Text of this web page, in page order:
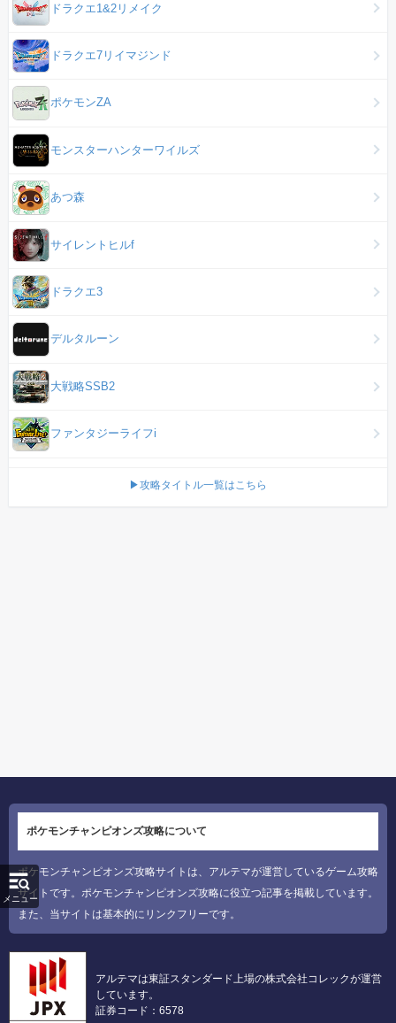
ドラクエ1&2リメイク
ドラクエ7リイマジンド
ポケモンZA
モンスターハンターワイルズ
あつ森
サイレントヒルf
ドラクエ3
デルタルーン
大戦略SSB2
ファンタジーライフi
▶攻略タイトル一覧はこちら
ポケモンチャンピオンズ攻略について
ポケモンチャンピオンズ攻略サイトは、アルテマが運営しているゲーム攻略
サイトです。ポケモンチャンピオンズ攻略に役立つ記事を掲載しています。
また、当サイトは基本的にリンクフリーです。
アルテマは東証スタンダード上場の株式会社コレックが運営
しています。
証券コード：6578
メニュー